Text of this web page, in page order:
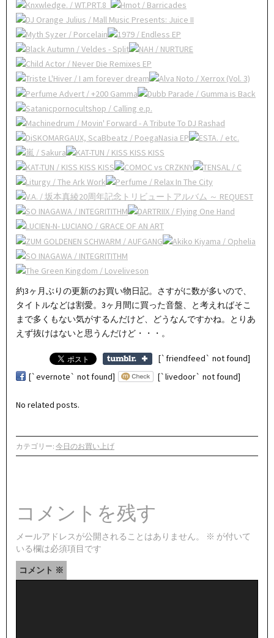
約3ヶ月ぶりの更新のお買い物日記。さすがに数が多いので、
タイトルなどは割愛。3ヶ月間に買った音盤、と考えればそこ
まで多くもない気がするんだけど、どうなんですかね。とりあ
えず抜けはないと思うんだけど・・・。
[`friendfeed` not found]
[`evernote` not found]
[`livedoor` not found]
No related posts.
カテゴリー: 今日のお買い上げ
コメントを残す
メールアドレスが公開されることはありません。 ※ が付いて
いる欄は必須項目です
コメント ※